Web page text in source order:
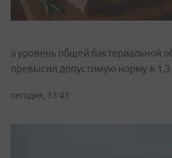
а уровень общей
превысил допустимую норму в 1,3
сегодня, 13:43